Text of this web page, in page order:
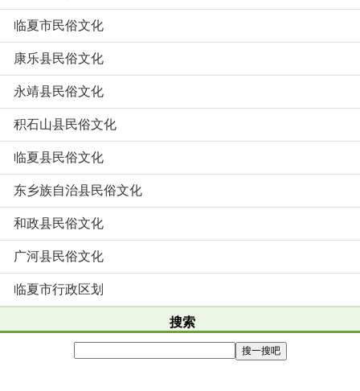
临夏市民俗文化
康乐县民俗文化
永靖县民俗文化
积石山县民俗文化
临夏县民俗文化
东乡族自治县民俗文化
和政县民俗文化
广河县民俗文化
临夏市行政区划
搜索